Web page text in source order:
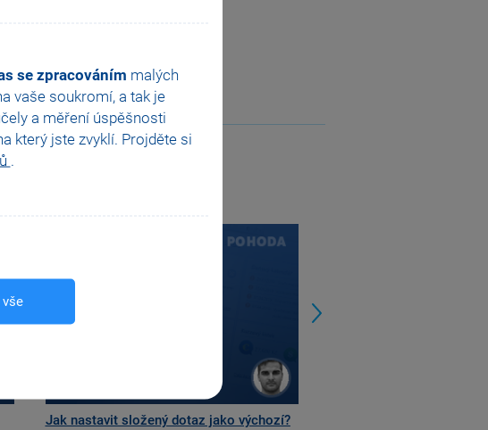
se zpracováním malých
vaše soukromí, a tak je
a měření úspěšnosti
který jste zvyklí. Projděte si
.
Jak nastavit složený dotaz jako výchozí?